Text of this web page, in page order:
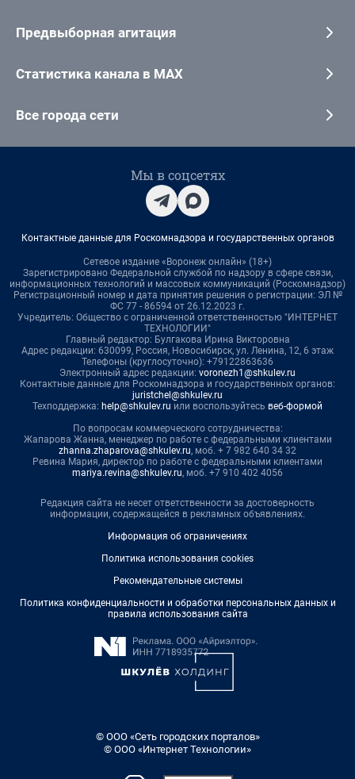
Предвыборная агитация
Статистика канала в MAX
Все города сети
Мы в соцсетях
Контактные данные для Роскомнадзора и государственных органов
Сетевое издание «Воронеж онлайн» (18+)
Зарегистрировано Федеральной службой по надзору в сфере связи,
информационных технологий и массовых коммуникаций (Роскомнадзор)
Регистрационный номер и дата принятия решения о регистрации: ЭЛ №
ФС 77 - 86594 от 26.12.2023 г.
Учредитель: Общество с ограниченной ответственностью "ИНТЕРНЕТ
ТЕХНОЛОГИИ"
Главный редактор: Булгакова Ирина Викторовна
Адрес редакции: 630099, Россия, Новосибирск, ул. Ленина, 12, 6 этаж
Телефоны (круглосуточно): +79122863636
Электронный адрес редакции: voronezh1@shkulev.ru
Контактные данные для Роскомнадзора и государственных органов:
juristchel@shkulev.ru
Техподдержка: help@shkulev.ru или воспользуйтесь веб-формой
По вопросам коммерческого сотрудничества:
Жапарова Жанна, менеджер по работе с федеральными клиентами
zhanna.zhaparova@shkulev.ru, моб. + 7 982 640 34 32
Ревина Мария, директор по работе с федеральными клиентами
mariya.revina@shkulev.ru, моб. +7 910 402 4056
Редакция сайта не несет ответственности за достоверность
информации, содержащейся в рекламных объявлениях.
Информация об ограничениях
Политика использования cookies
Рекомендательные системы
Политика конфиденциальности и обработки персональных данных и
правила использования сайта
© ООО «Сеть городских порталов»
© ООО «Интернет Технологии»